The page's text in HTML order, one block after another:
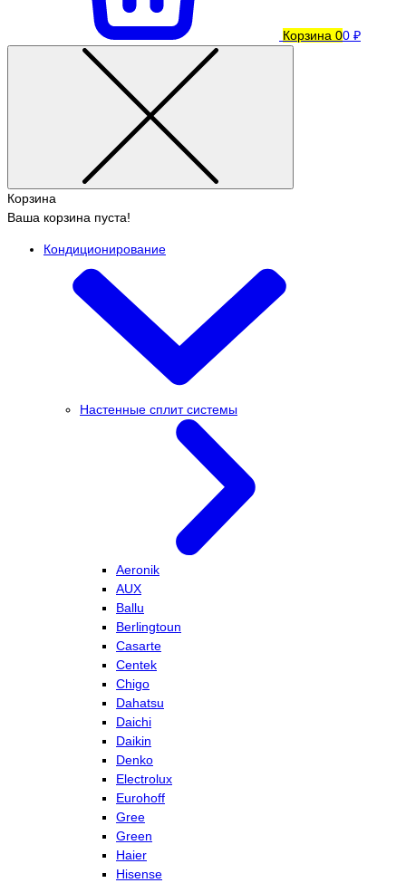
Корзина 00 ₽
Корзина
Ваша корзина пуста!
Кондиционирование
Настенные сплит системы
Aeronik
AUX
Ballu
Berlingtoun
Casarte
Centek
Chigo
Dahatsu
Daichi
Daikin
Denko
Electrolux
Eurohoff
Gree
Green
Haier
Hisense